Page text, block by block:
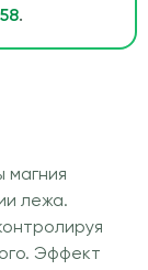
.
магния
лежа.
Эффект